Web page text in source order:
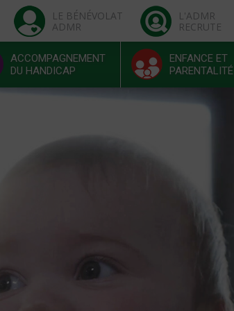
LE BÉNÉVOLAT
ADMR
L'ADMR
RECRUTE
ACCOMPAGNEMENT
DU HANDICAP
ENFANCE ET
PARENTALITÉ